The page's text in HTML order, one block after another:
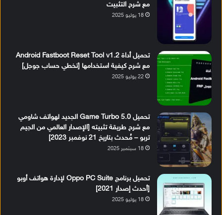
مع شرح التثبيت
18 يوليو 2025
تحميل أداة Android Fastboot Reset Tool v1.2
مع شرح كيفية استخدامها [تخطي حساب جوجل]
22 يوليو 2025
تحميل Game Turbo 5.0 الجديد لهواتف شاومي
مع شرح طريقة تثبيته [الإصدار العالمي من الجيم
تربو – مُحدث بتاريخ 21 نوفمبر 2023]
18 سبتمبر 2025
تحميل برنامج Oppo PC Suite لإدارة هواتف أوبو
[أحدث إصدار 2021]
18 يوليو 2025